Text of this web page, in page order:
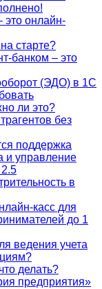
это онлайн-
старте?
банком – это
(ЭДО) в 1С
ли это?
без
поддержка
и управление
в
касс для
до 1
ведения учета
делать?
предприятия»